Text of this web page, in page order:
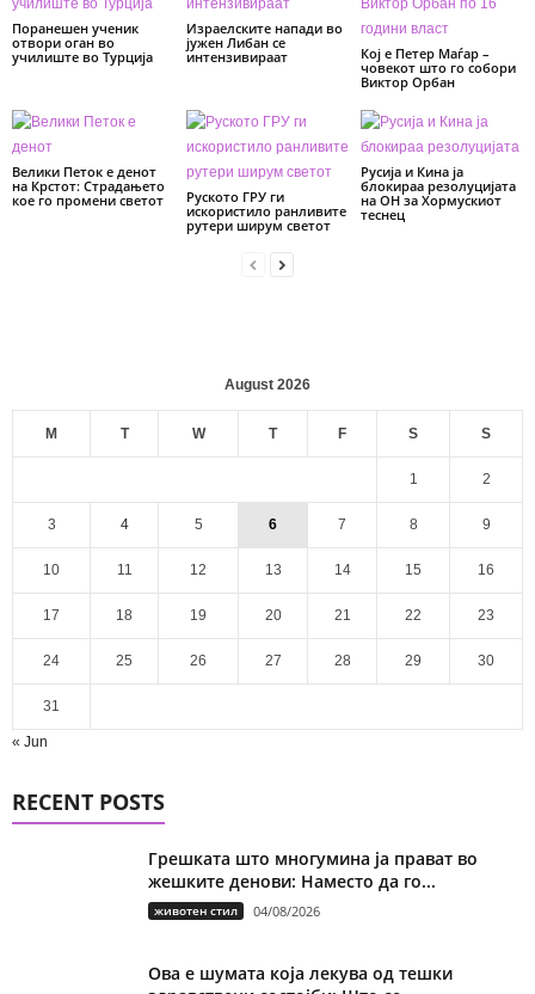
Поранешен ученик
отвори оган во
училиште во Турција
Израелските напади во
јужен Либан се
интензивираат
Кој е Петер Маѓар –
човекот што го собори
Виктор Орбан
Велики Петок е денот
на Крстот: Страдањето
кое го промени светот
Руското ГРУ ги
искористило ранливите
рутери ширум светот
Русија и Кина ја
блокираа резолуцијата
на ОН за Хормускиот
теснец
August 2026
M T W T F S S
1 2
3 4 5 6 7 8 9
10 11 12 13 14 15 16
17 18 19 20 21 22 23
24 25 26 27 28 29 30
31
« Jun
RECENT POSTS
Грешката што многумина ја прават во
жешките денови: Наместо да го...
животен стил 04/08/2026
Ова е шумата која лекува од тешки